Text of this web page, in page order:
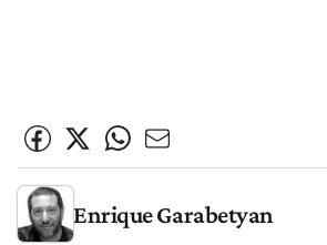
Enrique Garabetyan